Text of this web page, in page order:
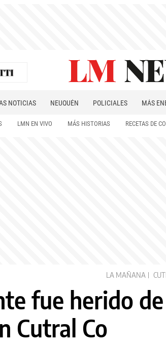
NOTICIAS NEUQUÉN POLICIALES MÁS
LMN EN VIVO MÁS HISTORIAS RECETAS DE
LA MAÑANA
fue herido
Cutral Co